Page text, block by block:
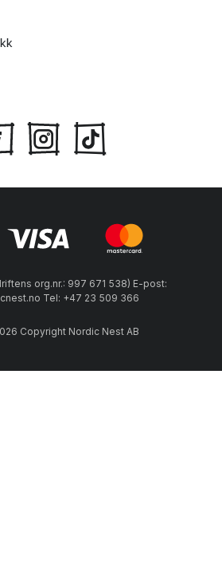
org.nr.: 997 671 538) E-post:
Tel: +47 23 509 366
Copyright Nordic Nest AB